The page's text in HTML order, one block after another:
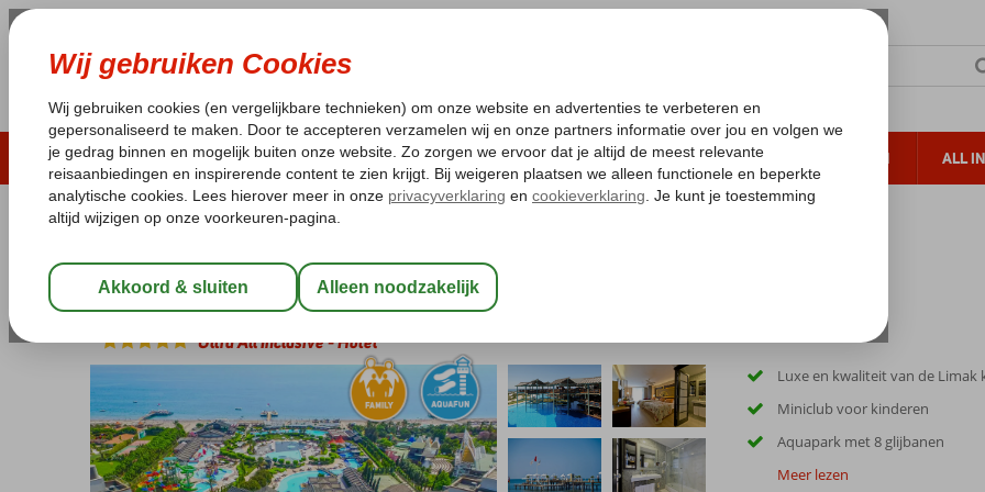
ZOMER 2026 LAST MINUTES WINTERZON ZONVAKANTIES VERRE REIZEN ALL
Laagsteprijsgarantie* Geen fueltoeslag Gratis annuleren*
Home
Turkije Turkse Riviera Antalya Lara Limak Lara Deluxe Hotel & Spa
Limak Lara Deluxe Hotel & Spa
Ultra All Inclusive-Hotel
Luxe en kwaliteit van de Limak
Miniclub voor kinderen
Aquapark met 8 glijbanen
Meer lezen